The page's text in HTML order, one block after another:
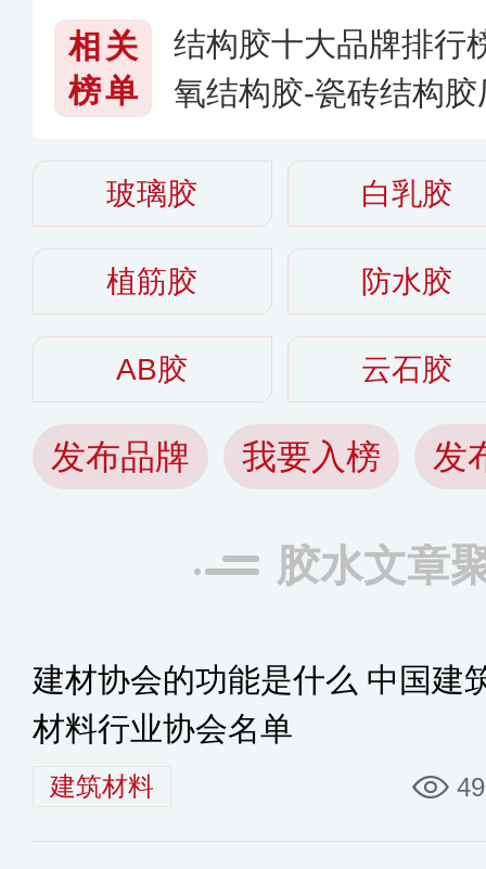
相关
榜单
结构胶十大品牌排行
氧结构胶-瓷砖结构
玻璃胶 白乳胶
植筋胶 防水胶
AB胶 云石胶
发布品牌 我要入榜 发
胶水文章
建材协会的功能是什么 中国建
材料行业协会名单
建筑材料